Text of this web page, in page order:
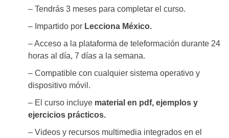
– Tendrás 3 meses para completar el curso.
– Impartido por Lecciona México.
– Acceso a la plataforma de teleformación durante 24
horas al día, 7 días a la semana.
– Compatible con cualquier sistema operativo y
dispositivo móvil.
– El curso incluye material en pdf, ejemplos y
ejercicios prácticos.
– Videos y recursos multimedia integrados en el